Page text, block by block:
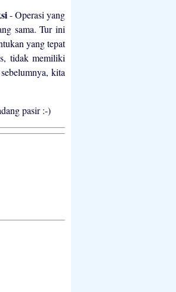
- Operasi yang
sama. Tur ini
yang tepat
tidak memiliki
kita
pasir :-)